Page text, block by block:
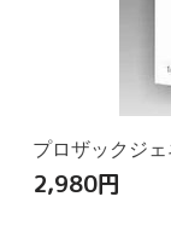
プロザックジ
2,980円